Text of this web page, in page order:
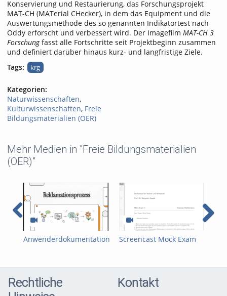
Konservierung und Restaurierung, das Forschungsprojekt
MAT-CH (MATerial CHecker), in dem das Equipment und die
Auswertungsmethode des so genannten Indikatortest nach
Oddy erforscht und verbessert wird. Der Imagefilm MAT-CH 3
Forschungfasst alle Fortschritte seit Projektbeginn zusammen
und definiert darüber hinaus kurz- und langfristige Ziele.
Tags:
krg
Kategorien:
Naturwissenschaften,
Kulturwissenschaften, Freie
Bildungsmaterialien (OER)
Mehr Medien in "Freie Bildungsmaterialien
(OER)"
Anwenderdokumentation
Screencast Mock Exam
Rechtliche
Kontakt